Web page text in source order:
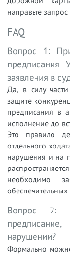
направьте запрос
FAQ
Вопрос 1:
предписания
заявления в
Да, в силу
защите
предписания в
исполнение до
Это правило
отдельного
нарушения и на
необходимо
обеспечительных
Вопрос 2:
нарушении?
Формально